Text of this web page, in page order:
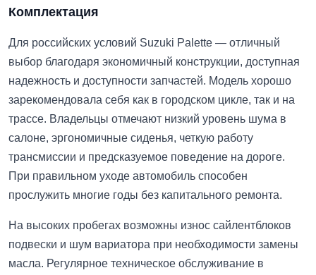
Комплектация
Для российских условий Suzuki Palette — отличный
выбор благодаря экономичный конструкции, доступная
надежность и доступности запчастей. Модель хорошо
зарекомендовала себя как в городском цикле, так и на
трассе. Владельцы отмечают низкий уровень шума в
салоне, эргономичные сиденья, четкую работу
трансмиссии и предсказуемое поведение на дороге.
При правильном уходе автомобиль способен
прослужить многие годы без капитального ремонта.
На высоких пробегах возможны износ сайлентблоков
подвески и шум вариатора при необходимости замены
масла. Регулярное техническое обслуживание в